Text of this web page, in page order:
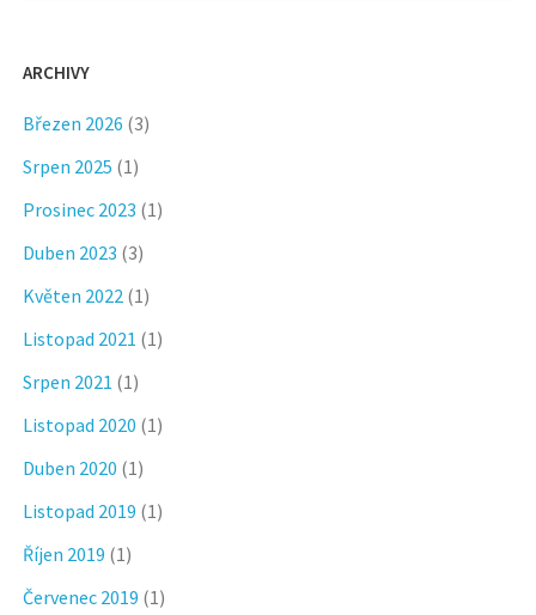
ARCHIVY
Březen 2026 (3)
Srpen 2025 (1)
Prosinec 2023 (1)
Duben 2023 (3)
Květen 2022 (1)
Listopad 2021 (1)
Srpen 2021 (1)
Listopad 2020 (1)
Duben 2020 (1)
Listopad 2019 (1)
Říjen 2019 (1)
Červenec 2019 (1)